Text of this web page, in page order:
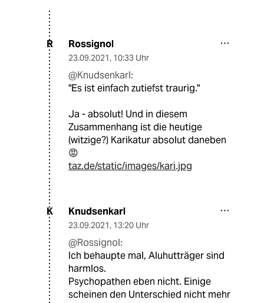
R Rossignol
23.09.2021, 10:33 Uhr
@Knudsenkarl:
"Es ist einfach zutiefst traurig."
Ja - absolut! Und in diesem
Zusammenhang ist die heutige
(witzige?) Karikatur absolut daneben
😡
taz.de/static/images/kari.jpg
K Knudsenkarl
23.09.2021, 13:20 Uhr
@Rossignol:
Ich behaupte mal, Aluhutträger sind
harmlos.
Psychopathen eben nicht. Einige
scheinen den Unterschied nicht mehr